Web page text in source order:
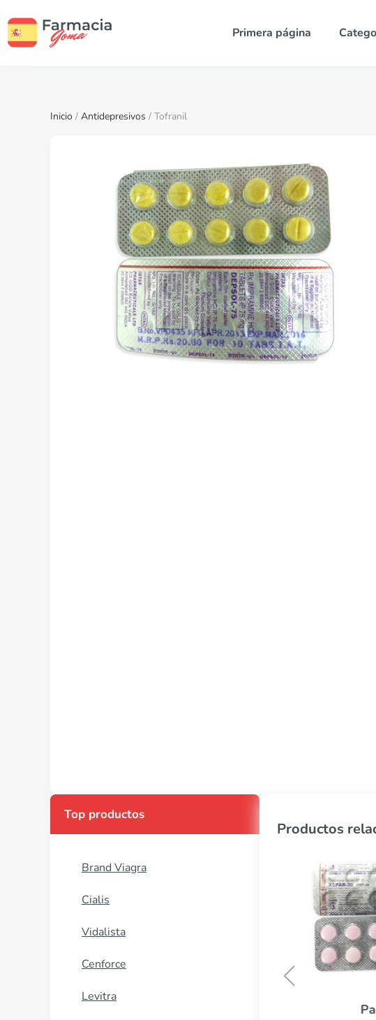
Primera página
Inicio / Antidepresivos / Tofranil
Top productos
Brand Viagra
Cialis
Vidalista
Cenforce
Levitra
Productos